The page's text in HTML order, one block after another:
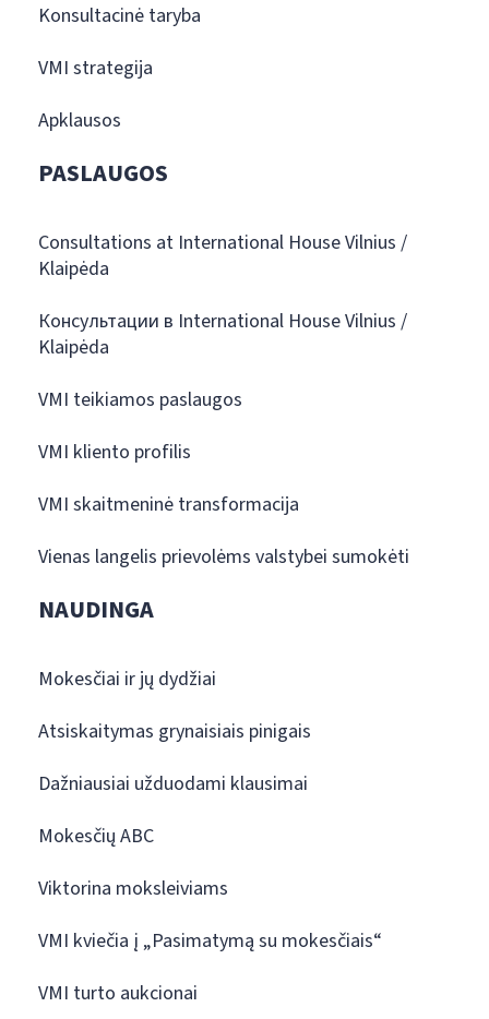
Konsultacinė taryba
VMI strategija
Apklausos
PASLAUGOS
Consultations at International House Vilnius /
Klaipėda
Консультации в International House Vilnius /
Klaipėda
VMI teikiamos paslaugos
VMI kliento profilis
VMI skaitmeninė transformacija
Vienas langelis prievolėms valstybei sumokėti
NAUDINGA
Mokesčiai ir jų dydžiai
Atsiskaitymas grynaisiais pinigais
Dažniausiai užduodami klausimai
Mokesčių ABC
Viktorina moksleiviams
VMI kviečia į „Pasimatymą su mokesčiais“
VMI turto aukcionai